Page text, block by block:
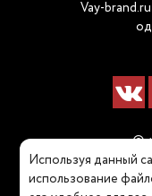
Vay-
©
Используя данный
использование